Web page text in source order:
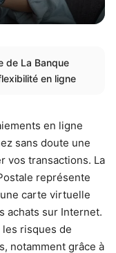
de La Banque
en ligne
en ligne
sans doute une
vos transactions. La
représente
carte virtuelle
achats sur Internet.
risques de
notamment grâce à